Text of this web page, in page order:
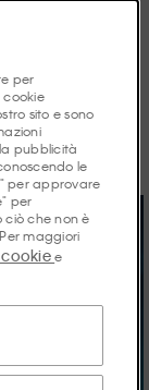
per
cookie
sito e sono
pubblicità
le
per approvare
per
ciò che non è
maggiori
cookiee